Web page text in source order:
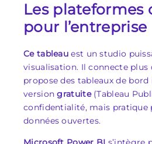
Les plateformes
pour l’entreprise
Ce tableau est un studio
visualisation. Il connecte plus
propose des tableaux de bord
versiongratuite(Tableau
confidentialité, mais pratique
données ouvertes.